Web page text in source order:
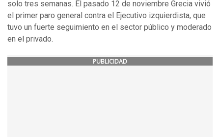
solo tres semanas. El pasado 12 de noviembre Grecia vivió
el primer paro general contra el Ejecutivo izquierdista, que
tuvo un fuerte seguimiento en el sector público y moderado
en el privado.
PUBLICIDAD